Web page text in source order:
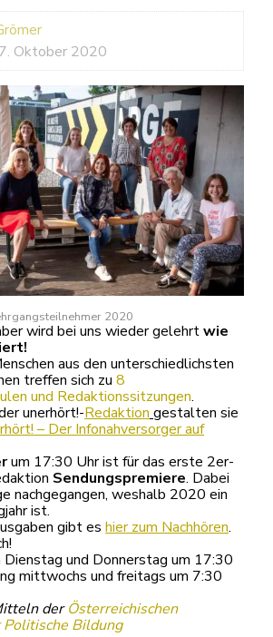
Oktober 2020
2020
wird bei uns wieder gelehrtwie
aus den unterschiedlichsten
treffen sich zu 8
und Redaktionssitzungen.
unerhört!-Redaktion gestalten sie
– Der Infonahversorger auf
um 17:30 Uhr ist für das erste 2er-
Sendungspremiere. Dabei
nachgegangen, weshalb 2020 ein
ist.
gibt es hier zum Nachhören.
Dienstag und Donnerstag um 17:30
mittwochs und freitags um 7:30
derÖsterreichischen
Bildung